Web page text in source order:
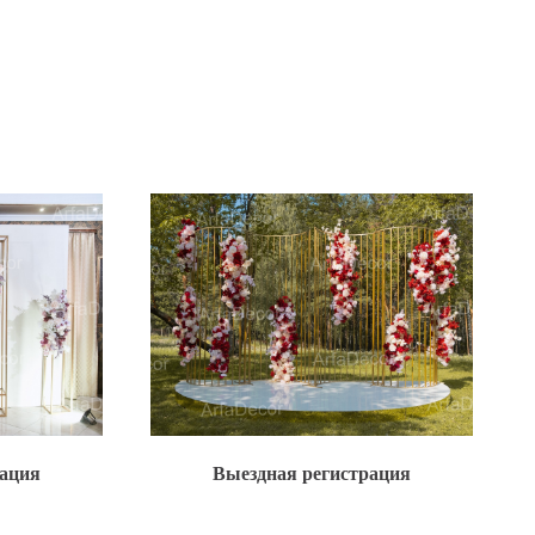
Выездная регистрация